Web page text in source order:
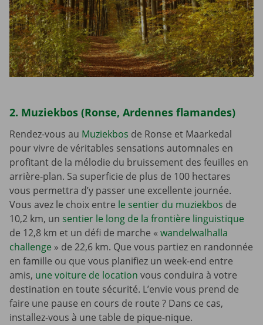
2. Muziekbos (Ronse, Ardennes flamandes)
Rendez-vous au Muziekbos de Ronse et Maarkedal
pour vivre de véritables sensations automnales en
profitant de la mélodie du bruissement des feuilles en
arrière-plan. Sa superficie de plus de 100 hectares
vous permettra d’y passer une excellente journée.
Vous avez le choix entre le sentier du muziekbos de
10,2 km, un sentier le long de la frontière linguistique
de 12,8 km et un défi de marche « wandelwalhalla
challenge » de 22,6 km. Que vous partiez en randonnée
en famille ou que vous planifiez un week-end entre
amis, une voiture de location vous conduira à votre
destination en toute sécurité. L’envie vous prend de
faire une pause en cours de route ? Dans ce cas,
installez-vous à une table de pique-nique.